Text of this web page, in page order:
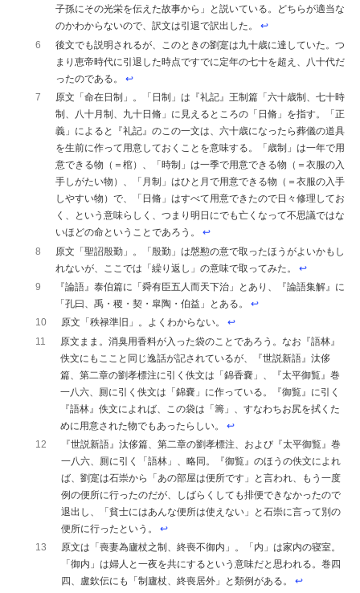
子孫にその光栄を伝えた故事から」と説いている。どちらが適当な
のかわからないので、訳文は引退で訳出した。↩︎
6
後文でも説明されるが、このときの劉寔は九十歳に達していた。つ
まり恵帝時代に引退した時点ですでに定年の七十を超え、八十代だ
ったのである。↩︎
7
原文「命在日制」。「日制」は『礼記』王制篇「六十歳制、七十時
制、八十月制、九十日脩」に見えるところの「日脩」を指す。「正
義」によると『礼記』のこの一文は、六十歳になったら葬儀の道具
を生前に作って用意しておくことを意味する。「歳制」は一年で用
意できる物（＝棺）、「時制」は一季で用意できる物（＝衣服の入
手しがたい物）、「月制」はひと月で用意できる物（＝衣服の入手
しやすい物）で、「日脩」はすべて用意できたので日々修理してお
く、という意味らしく、つまり明日にでも亡くなって不思議ではな
いほどの命ということであろう。↩︎
8
原文「聖詔殷勤」。「殷勤」は慇懃の意で取ったほうがよいかもし
れないが、ここでは「繰り返し」の意味で取ってみた。↩︎
9
『論語』泰伯篇に「舜有臣五人而天下治」とあり、『論語集解』に
「孔曰、禹・稷・契・皐陶・伯益」とある。↩︎
10
原文「秩禄準旧」。よくわからない。↩︎
11
原文まま。消臭用香料が入った袋のことであろう。なお『語林』
佚文にもここと同じ逸話が記されているが、『世説新語』汰侈
篇、第二章の劉孝標注に引く佚文は「錦香嚢」、『太平御覧』巻
一八六、厠に引く佚文は「錦嚢」に作っている。『御覧』に引く
『語林』佚文によれば、この袋は「籌」、すなわちお尻を拭くた
めに用意された物でもあったらしい。↩︎
12
『世説新語』汰侈篇、第二章の劉孝標注、および『太平御覧』巻
一八六、厠に引く「語林」、略同。『御覧』のほうの佚文によれ
ば、劉寔は石崇から「あの部屋は便所です」と言われ、もう一度
例の便所に行ったのだが、しばらくしても排便できなかったので
退出し、「貧士にはあんな便所は使えない」と石崇に言って別の
便所に行ったという。↩︎
13
原文は「喪妻為廬杖之制、終喪不御内」。「内」は家内の寝室。
「御内」は婦人と一夜を共にするという意味だと思われる。巻四
四、盧欽伝にも「制廬杖、終喪居外」と類例がある。↩︎